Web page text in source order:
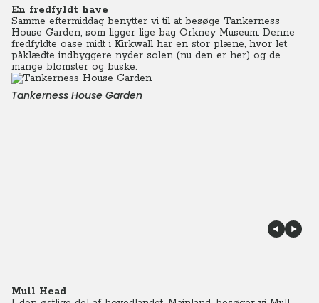
En fredfyldt have
Samme eftermiddag benytter vi til at besøge Tankerness
House Garden, som ligger lige bag Orkney Museum. Denne
fredfyldte oase midt i Kirkwall har en stor plæne, hvor let
påklædte indbyggere nyder solen (nu den er her) og de
mange blomster og buske.
Tankerness House Garden
Mull Head